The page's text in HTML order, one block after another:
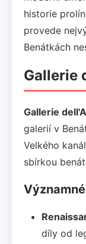
historie
provede
Benátkách
Gallerie
Gallerie
galerií v
Velkého
sbírkou
díly od